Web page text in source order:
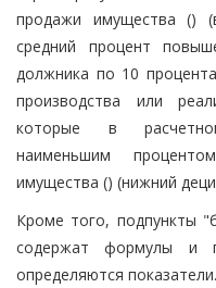
продажи имущества ()
средний процент
должника по 10
производства или
которые в
наименьшим
имущества () (нижний
Кроме того, подпункты
содержат формулы и
определяются показатели.